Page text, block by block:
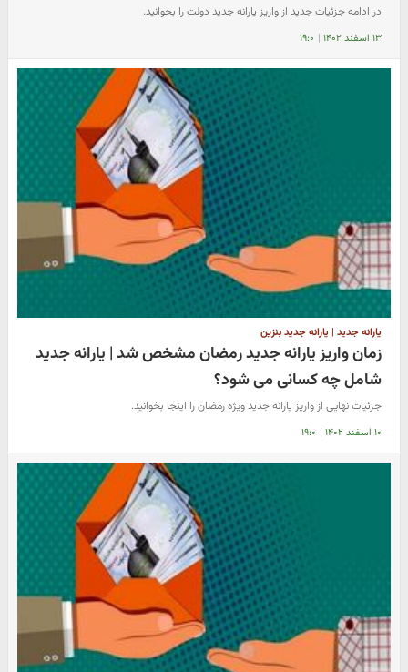
در ادامه جزئیات جدید از واریز یارانه جدید دولت را بخوانید.
۱۳ اسفند ۱۴۰۲ | ۱۹:۰
یارانه جدید | یارانه جدید بنزین
زمان واریز یارانه جدید رمضان مشخص شد | یارانه جدید
شامل چه کسانی می شود؟
جزئیات نهایی از واریز یارانه جدید ویژه رمضان را اینجا بخوانید.
۱۰ اسفند ۱۴۰۲ | ۱۹:۰